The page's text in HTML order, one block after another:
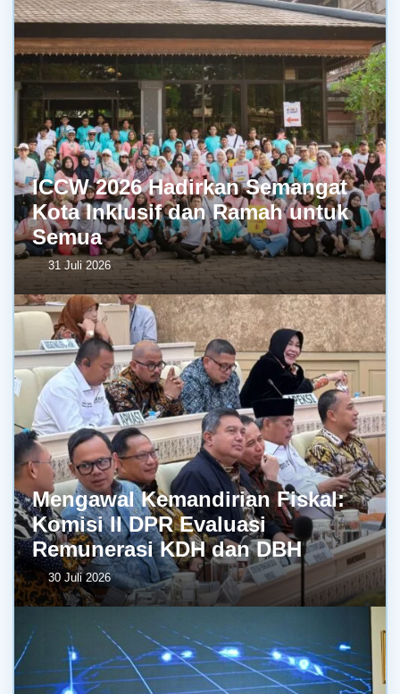
ICCW 2026 Hadirkan Semangat
Kota Inklusif dan Ramah untuk
Semua
31 Juli 2026
Mengawal Kemandirian Fiskal:
Komisi II DPR Evaluasi
Remunerasi KDH dan DBH
30 Juli 2026